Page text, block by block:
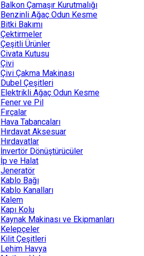
Balkon Çamaşır Kurutmalığı
Benzinli Ağaç Odun Kesme
Bitki Bakımı
Çektirmeler
Çeşitli Ürünler
Civata Kutusu
Çivi
Çivi Çakma Makinası
Dubel Çeşitleri
Elektrikli Ağaç Odun Kesme
Fener ve Pil
Fırçalar
Hava Tabancaları
Hırdavat Aksesuar
Hırdavatlar
İnvertör Dönüştürücüler
İp ve Halat
Jeneratör
Kablo Bağı
Kablo Kanalları
Kalem
Kapı Kolu
Kaynak Makinası ve Ekipmanları
Kelepçeler
Kilit Çeşitleri
Lehim Havya